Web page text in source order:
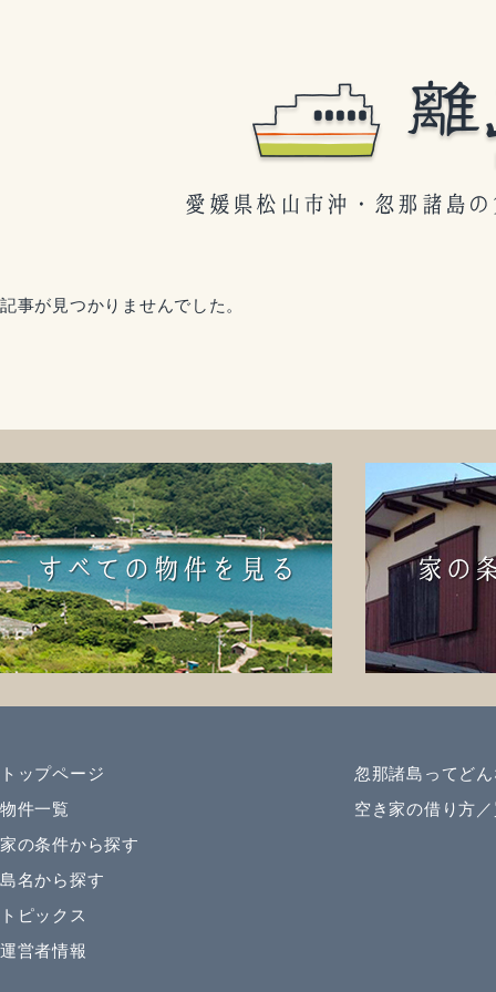
記事が見つかりませんでした。
トップページ
物件一覧
家の条件から探す
島名から探す
トピックス
運営者情報
忽那諸島ってど
空き家の借り方